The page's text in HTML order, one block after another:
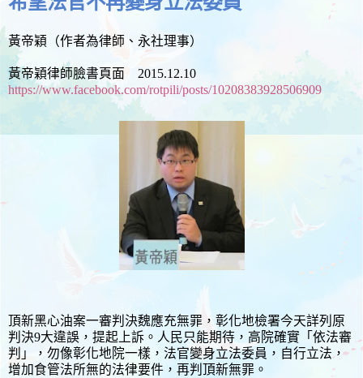
黃帝穎（作者為律師、永社理事）
黃帝穎律師臉書頁面 2015.12.10
https://www.facebook.com/rotpili/posts/10208383928506909
頂新黑心油案一審判決魏應充無罪，彰化地檢署今天詳列原
判決9大違誤，提起上訴。人民只能期待，高院確實「依法審
判」，勿像彰化地院一樣，法官變身立法委員，自行立法，
增加食管法所無的法律要件，再判頂新無罪。